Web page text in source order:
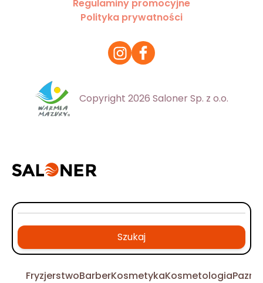
Regulaminy promocyjne
Polityka prywatności
Copyright 2026 Saloner Sp. z o.o.
Szukaj
FryzjerstwoBarberKosmetykaKosmetologia